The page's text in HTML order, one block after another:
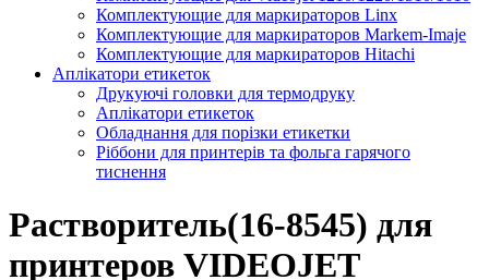
Комплектующие для маркираторов Linx
Комплектующие для маркираторов Markem-Imaje
Комплектующие для маркираторов Hitachi
Аплікатори етикеток
Друкуючі головки для термодруку
Аплікатори етикеток
Обладнання для порізки етикетки
Ріббони для принтерів та фольга гарячого
тиснення
Растворитель(16-8545) для
принтеров VIDEOJET